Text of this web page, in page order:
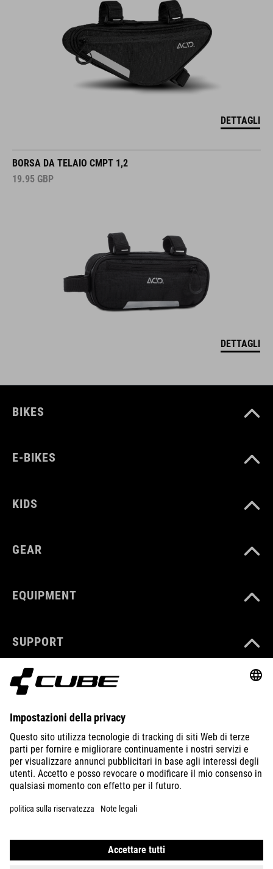
DETTAGLI
BORSA DA TELAIO CMPT 1,2
19.95 GBP
DETTAGLI
BIKES
E-BIKES
KIDS
GEAR
EQUIPMENT
SUPPORT
ABOUT US
EXPLORE